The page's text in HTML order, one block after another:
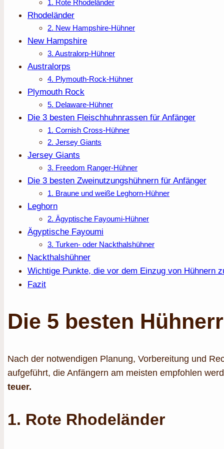
1. Rote Rhodeländer
Rhodeländer
2. New Hampshire-Hühner
New Hampshire
3. Australorp-Hühner
Australorps
4. Plymouth-Rock-Hühner
Plymouth Rock
5. Delaware-Hühner
Die 3 besten Fleischhuhnrassen für Anfänger
1. Cornish Cross-Hühner
2. Jersey Giants
Jersey Giants
3. Freedom Ranger-Hühner
Die 3 besten Zweinutzungshühnern für Anfänger
1. Braune und weiße Leghorn-Hühner
Leghorn
2. Ägyptische Fayoumi-Hühner
Ägyptische Fayoumi
3. Turken- oder Nackthalshühner
Nackthalshühner
Wichtige Punkte, die vor dem Einzug von Hühnern
Fazit
Die 5 besten
Nach der notwendigen Planung, Vorbereitung und
aufgeführt, die Anfängern am meisten empfohlen
teuer.
1. Rote Rhodeländer